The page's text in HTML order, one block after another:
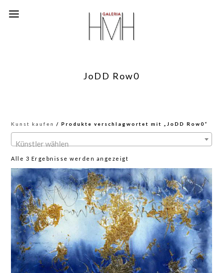
JoDD Row0
Kunst kaufen / Produkte verschlagwortet mit „JoDD Row0“
Künstler wählen
Alle 3 Ergebnisse werden angezeigt
sortiert